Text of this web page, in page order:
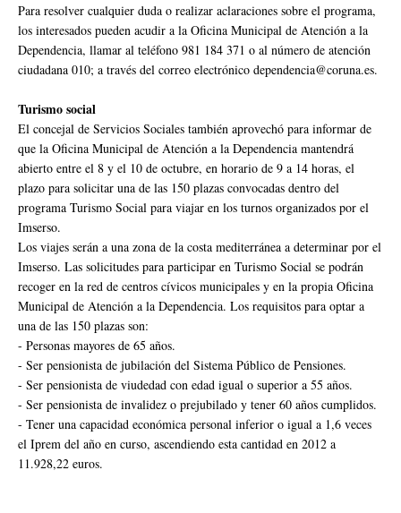
Para resolver cualquier duda o realizar aclaraciones sobre el programa,
los interesados pueden acudir a la Oficina Municipal de Atención a la
Dependencia, llamar al teléfono 981 184 371 o al número de atención
ciudadana 010; a través del correo electrónico dependencia@coruna.es.
Turismo social
El concejal de Servicios Sociales también aprovechó para informar de
que la Oficina Municipal de Atención a la Dependencia mantendrá
abierto entre el 8 y el 10 de octubre, en horario de 9 a 14 horas, el
plazo para solicitar una de las 150 plazas convocadas dentro del
programa Turismo Social para viajar en los turnos organizados por el
Imserso.
Los viajes serán a una zona de la costa mediterránea a determinar por el
Imserso. Las solicitudes para participar en Turismo Social se podrán
recoger en la red de centros cívicos municipales y en la propia Oficina
Municipal de Atención a la Dependencia. Los requisitos para optar a
una de las 150 plazas son:
- Personas mayores de 65 años.
- Ser pensionista de jubilación del Sistema Público de Pensiones.
- Ser pensionista de viudedad con edad igual o superior a 55 años.
- Ser pensionista de invalidez o prejubilado y tener 60 años cumplidos.
- Tener una capacidad económica personal inferior o igual a 1,6 veces
el Iprem del año en curso, ascendiendo esta cantidad en 2012 a
11.928,22 euros.